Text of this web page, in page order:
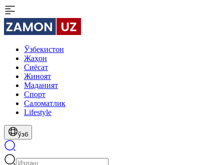
Ўзбекистон
Жаҳон
Сиёсат
Жиноят
Маданият
Спорт
Cаломатлик
Lifestyle
ўзб